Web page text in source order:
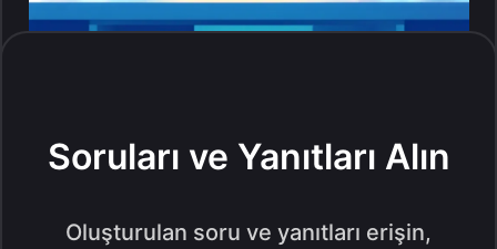
Soruları ve Yanıtları Alın
Oluşturulan soru ve yanıtları erişin,